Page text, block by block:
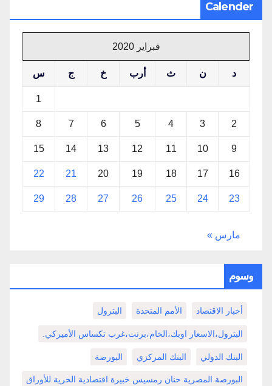
Calender
فبراير 2020
د ن ث أرب خ ج س
1
2
3
4
5
6
7
8
9
10
11
12
13
14
15
16
17
18
19
20
21
22
23
24
25
26
27
28
29
مارس »
وسوم
أخبار الاقتصاد الأمم المتحدة البترول
البترول،الاسعار اوبك،الخام،برنت،غرب تكساس الأميركي.
البنك الدولي البنك المركزي البورصة
البورصة المصرية حنان رمسيس خبيرة اقتصادية الحرية للأوراق